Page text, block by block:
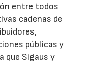
entre todos
cadenas de
públicas y
que Sigaus y